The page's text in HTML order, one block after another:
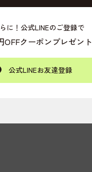
に！公式LINEのご登録で
OFFクーポンプレゼント
公式LINEお友達登録